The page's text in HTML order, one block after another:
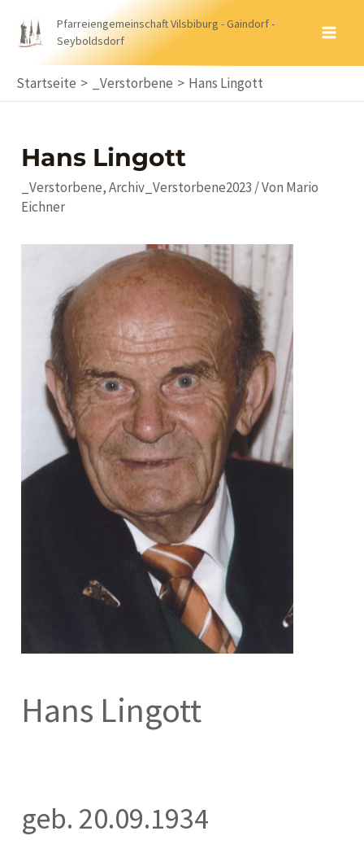
Inhalt
Pfarreiengemeinschaft Vilsbiburg - Gaindorf -
Seyboldsdorf
Startseite _Verstorbene Hans Lingott
Hans Lingott
_Verstorbene,Archiv_Verstorbene2023 / Von Mario
Eichner
Hans Lingott
geb. 20.09.1934